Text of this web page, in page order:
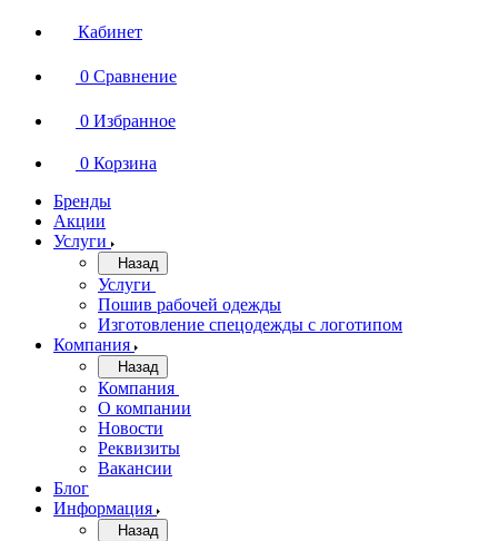
Кабинет
0 Сравнение
0 Избранное
0 Корзина
Бренды
Акции
Услуги
Назад
Услуги
Пошив рабочей одежды
Изготовление спецодежды с логотипом
Компания
Назад
Компания
О компании
Новости
Реквизиты
Вакансии
Блог
Информация
Назад